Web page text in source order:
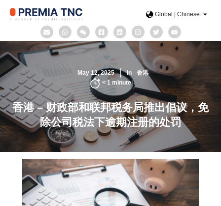
Global | Chinese
May 12, 2025 in
香港
< 1 minute
香港 – 财政部和联邦税务局推出倡议，免
除公司税法下逾期注册的处罚